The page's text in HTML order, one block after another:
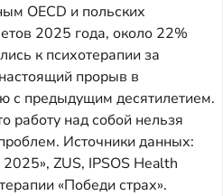
OECD и польских
2025 года, около 22%
к психотерапии за
прорыв в
с предыдущим десятилетием.
над собой нельзя
Источники данных:
ZUS, IPSOS Health
«Победи страх».